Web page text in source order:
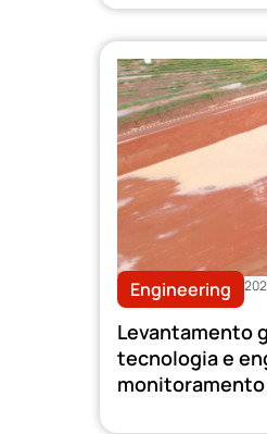
Engineering
Levantamento
tecnologia e